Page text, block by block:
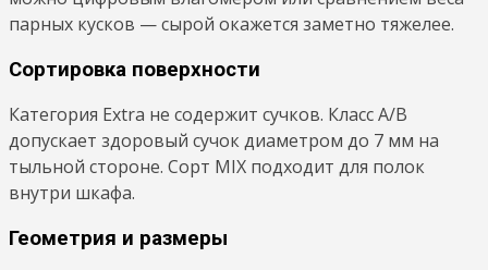
парных кусков — сырой окажется заметно тяжелее.
Сортировка поверхности
Категория Extra не содержит сучков. Класс А/В
допускает здоровый сучок диаметром до 7 мм на
тыльной стороне. Сорт MIX подходит для полок
внутри шкафа.
Геометрия и размеры